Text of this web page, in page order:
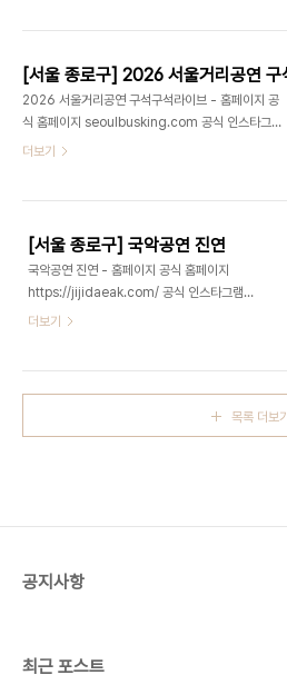
를 시작으로, 4월 25일부터 5월 3일까지 9일간 진
양한 임산물에 대해 소개하며 국민들이 임산물을 보
다 가깝게 느낄 수 있도록 하기 위한 행사이다. 전국
의 다양한 임산물 종류를 접하고 임산물을 활용한 다
양한 식품, 지역 특산물 등을 만나 볼 수 있는 축제이
다. 숲에서 자란 건강하고 맛있는 먹거리들을 직접 체
아니라 참가자가 즐길 수 있는 체험 프로그램, 눈과
2026 서울거리공연 구석구석라이브 - 홈페이지 공
식 홈페이지 seoulbusking.com 공식 인스타그램
https://www.instagram.com/seoulbusking/
행되는 거리 공연으로 공개 모집으로 선발된 150팀
의 아티스트들이 참여하여 오는 11월 말 까지 서울의
다양한 장소에서 운영 예정이다.시민들에게는 뜻 밖
의 거리에서 마주친 공연으로 문화공연 향유 기회를
확대하고, 참여 공연가에게는 문화예술활동의 공간
정보 - 행사 일정 : 2026-05-01 ~ 2026-12-
더보기
[서울 종로구] 국악공연 진연
국악공연 진연 - 홈페이지 공식 홈페이지
https://jijidaeak.com/ 공식 인스타그램
https://www.instagram.com/jinyeon_korea/
공연장에서 연주를 감상하고 예술가와 같이 대화할
더보기
목록 더보기
공지사항
최근 포스트